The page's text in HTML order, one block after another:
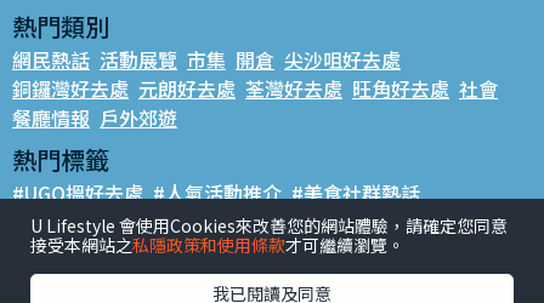
熱門類別
網民熱話 活動展覽 市集 開倉 尖沙咀好去處
銅鑼灣好去處 元朗好去處 荃灣好去處 旺角好去處 社會
餐廳情報 戶外郊遊
熱門標籤
#UGO搵好去處 #人氣活動推介 #美食社群熱話
#親子玩樂好去處 #ULifestyle應用程式 #限時搶
#UJetso禮物放送 #ULifestyle商戶中心 #著數
U Lifestyle 會使用Cookies來改善您的網站體驗，請確定您同意
接受本網站之私隱政策和使用條款才可繼續瀏覽。
我已閱讀及同意